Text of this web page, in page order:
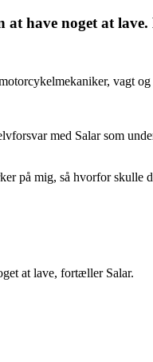
have noget at
vagt
med Salar som
på mig, så hvorfor skulle
at lave, fortæller Salar.